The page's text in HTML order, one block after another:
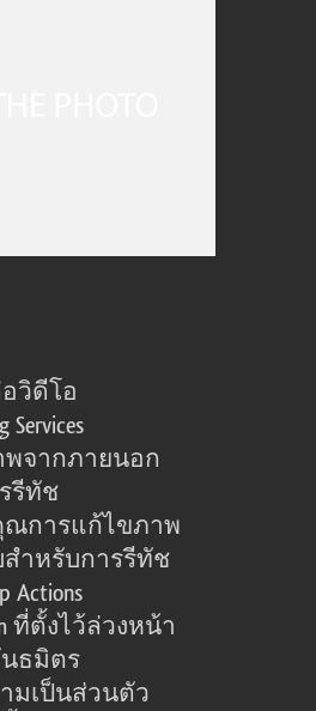
วิดีโอ
Services
จากภายนอก
รีทัช
ณการแก้ไขภาพ
ำหรับการรีทัช
Actions
ที่ตั้งไว้ล่วงหน้า
นธมิตร
มเป็นส่วนตัว